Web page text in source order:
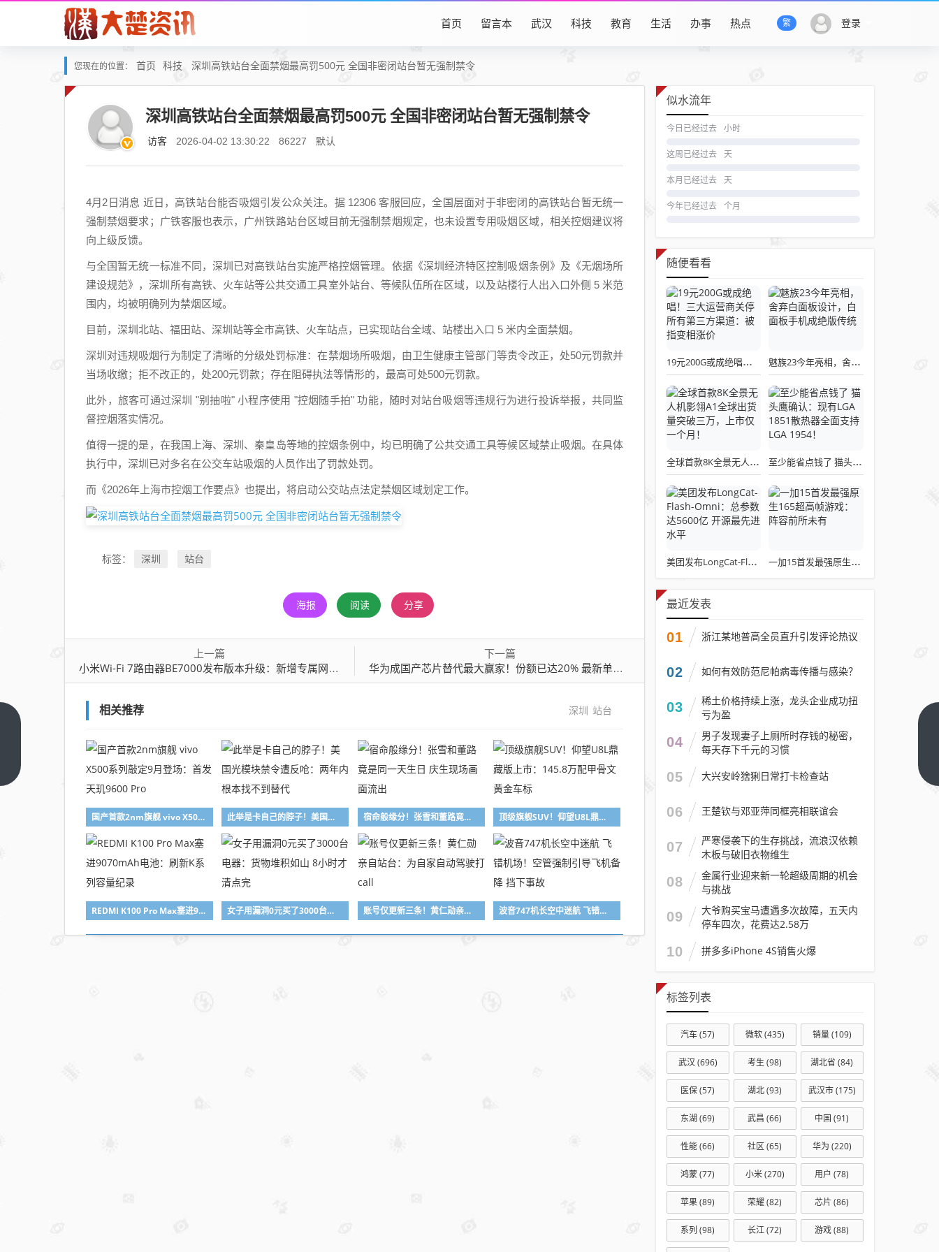
登录
繁
首页 留言本 武汉 科技 教育 生活 办事 热点
您现在的位置： 首页 科技 深圳高铁站台全面禁烟最高罚500元 全国非密闭站台暂无强制禁令
深圳高铁站台全面禁烟最高罚500元 全国非密闭站台暂无强制禁令
访客 2026-04-02 13:30:22 86227 默认
4月2日消息 近日，高铁站台能否吸烟引发公众关注。据 12306 客服回应，全国层面对于非密闭的高铁站台暂无统一
强制禁烟要求；广铁客服也表示，广州铁路站台区域目前无强制禁烟规定，也未设置专用吸烟区域，相关控烟建议将
向上级反馈。
与全国暂无统一标准不同，深圳已对高铁站台实施严格控烟管理。依据《深圳经济特区控制吸烟条例》及《无烟场所
建设规范》，深圳所有高铁、火车站等公共交通工具室外站台、等候队伍所在区域，以及站楼行人出入口外侧 5 米范
围内，均被明确列为禁烟区域。
目前，深圳北站、福田站、深圳站等全市高铁、火车站点，已实现站台全域、站楼出入口 5 米内全面禁烟。
深圳对违规吸烟行为制定了清晰的分级处罚标准：在禁烟场所吸烟，由卫生健康主管部门等责令改正，处50元罚款并
当场收缴；拒不改正的，处200元罚款；存在阻碍执法等情形的，最高可处500元罚款。
此外，旅客可通过深圳 "别抽啦" 小程序使用 "控烟随手拍" 功能，随时对站台吸烟等违规行为进行投诉举报，共同监
督控烟落实情况。
值得一提的是，在我国上海、深圳、秦皇岛等地的控烟条例中，均已明确了公共交通工具等候区域禁止吸烟。在具体
执行中，深圳已对多名在公交车站吸烟的人员作出了罚款处罚。
而《2026年上海市控烟工作要点》也提出，将启动公交站点法定禁烟区域划定工作。
标签： 深圳 站台
海报 阅读 分享
上一篇
小米Wi-Fi 7路由器BE7000发布版本升级：新增专属网络、网关防火墙
下一篇
华为成国产芯片替代最大赢家！份额已达20% 最新单卡算力是NVIDIA H20三倍
相关推荐 深圳 站台
国产首款2nm旗舰 vivo X500系列敲定9月登场：首发天玑9600 Pro 此举是卡自己的脖子！美国光模块禁令遭反呛：两年内根本找不到替代 宿命般缘分！张雪和董路竟是同一天生日 庆生现场画面流出 顶级旗舰SUV！仰望U8L鼎藏版上市：145.8万配甲骨文黄金车标
REDMI K100 Pro Max塞进9070mAh电池：刷新K系列容量纪录 女子用漏洞0元买了3000台电器：货物堆积如山 8小时才清点完 账号仅更新三条！黄仁勋亲自站台：为自家自动驾驶打call 波音747机长空中迷航 飞错机场！空管强制引导飞机备降 挡下事故
似水流年
今日已经过去 小时
这周已经过去 天
本月已经过去 天
今年已经过去 个月
随便看看
19元200G或成绝唱！三大运营商关停所有第三方渠道：被指变相涨价 魅族23今年亮相，舍弃白面板设计，白面板手机成绝版传统
全球首款8K全景无人机影翎A1全球出货量突破三万，上市仅一个月！ 至少能省点钱了 猫头鹰确认：现有LGA 1851散热器全面支持LGA 1954！
美团发布LongCat-Flash-Omni：总参数达5600亿 开源最先进水平 一加15首发最强原生165超高帧游戏：阵容前所未有
最近发表
01 浙江某地普高全员直升引发评论热议
02 如何有效防范尼帕病毒传播与感染？
03
稀土价格持续上涨，龙头企业成功扭
亏为盈
04
男子发现妻子上厕所时存钱的秘密，
每天存下千元的习惯
05 大兴安岭猞猁日常打卡检查站
06 王楚钦与邓亚萍同框亮相联谊会
07
严寒侵袭下的生存挑战，流浪汉依赖
木板与破旧衣物维生
08
金属行业迎来新一轮超级周期的机会
与挑战
09
大爷购买宝马遭遇多次故障，五天内
停车四次，花费达2.58万
10 拼多多iPhone 4S销售火爆
标签列表
汽车(57) 微软(435) 销量(109)
武汉 (696) 考生 (98) 湖北省 (84)
医保(57) 湖北(93) 武汉市(175)
东湖 (69) 武昌 (66) 中国 (91)
性能(66) 社区 (65) 华为 (220)
鸿蒙(77) 小米(270) 用户 (78)
苹果(89) 荣耀(82) 芯片 (86)
系列 (98) 长江(72) 游戏(88)